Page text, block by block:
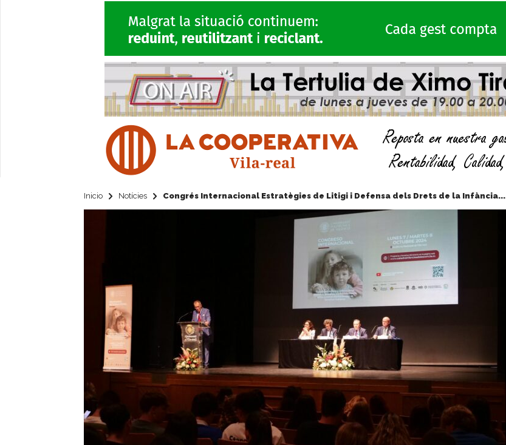
Inicio Notícies Congrés Internacional Estratègies de Litigi i Defensa dels Drets de la Infància...